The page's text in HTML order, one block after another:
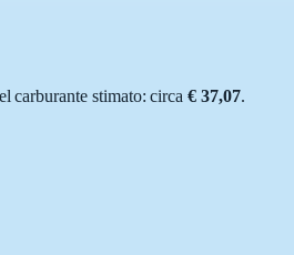
carburante stimato: circa € 37,07.